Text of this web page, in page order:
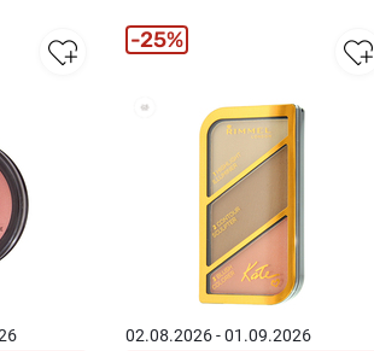
02.08.2026 - 01.09.2026
25%